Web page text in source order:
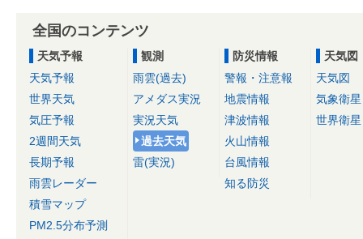
全国のコンテンツ
天気予報
天気予報
世界天気
気圧予報
2週間天気
長期予報
雨雲レーダー
積雪マップ
PM2.5分布予測
観測
雨雲(過去)
アメダス実況
実況天気
過去天気
雷(実況)
防災情報
警報・注意報
地震情報
津波情報
火山情報
台風情報
知る防災
天気図
天気図
気象衛星
世界衛星